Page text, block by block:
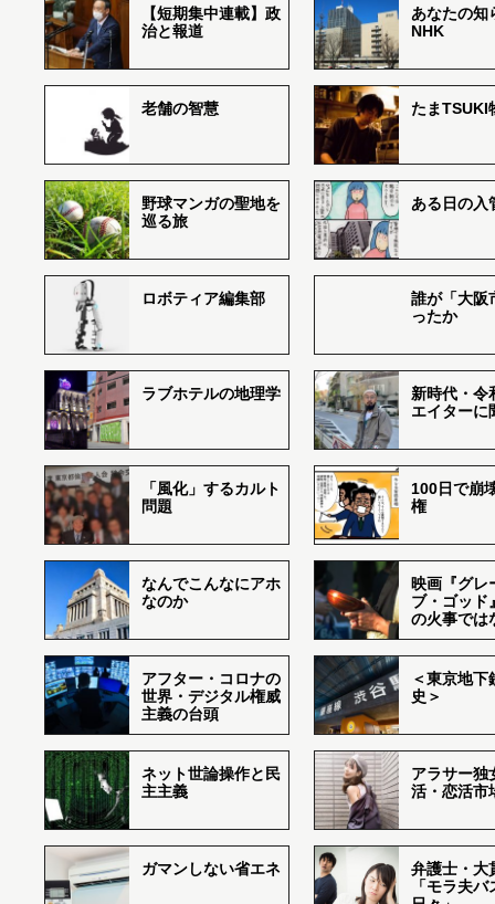
【短期集中連載】政
治と報道
あなたの知
NHK
老舗の智慧 たまTSUKI
野球マンガの聖地を
巡る旅
ある日の入
ロボティア編集部
誰が「大阪
ったか
ラブホテルの地理学
新時代・令
エイターに
「風化」するカルト
問題
100日で崩
権
なんでこんなにアホ
なのか
映画『グレ
ブ・ゴッド
の火事では
アフター・コロナの
世界・デジタル権威
主義の台頭
＜東京地下
史＞
ネット世論操作と民
主主義
アラサー独
活・恋活市
ガマンしない省エネ
弁護士・大
「モラ夫